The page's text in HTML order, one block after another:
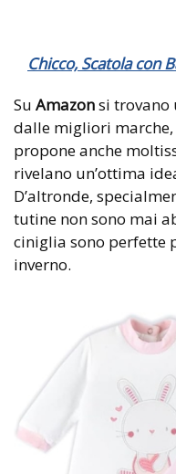
Chicco, Scatola con
Su Amazonsi trovano
dalle migliori
propone anche
rivelano un’ottima
D’altronde,
tutine non sono mai
ciniglia sono perfette
inverno.